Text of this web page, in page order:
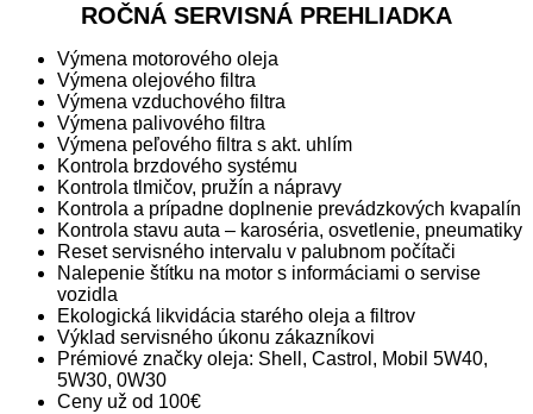
ROČNÁ SERVISNÁ PREHLIADKA
Výmena motorového oleja
Výmena olejového filtra
Výmena vzduchového filtra
Výmena palivového filtra
Výmena peľového filtra s akt. uhlím
Kontrola brzdového systému
Kontrola tlmičov, pružín a nápravy
Kontrola a prípadne doplnenie prevádzkových kvapalín
Kontrola stavu auta – karoséria, osvetlenie, pneumatiky
Reset servisného intervalu v palubnom počítači
Nalepenie štítku na motor s informáciami o servise
vozidla
Ekologická likvidácia starého oleja a filtrov
Výklad servisného úkonu zákazníkovi
Prémiové značky oleja: Shell, Castrol, Mobil 5W40,
5W30, 0W30
Ceny už od 100€